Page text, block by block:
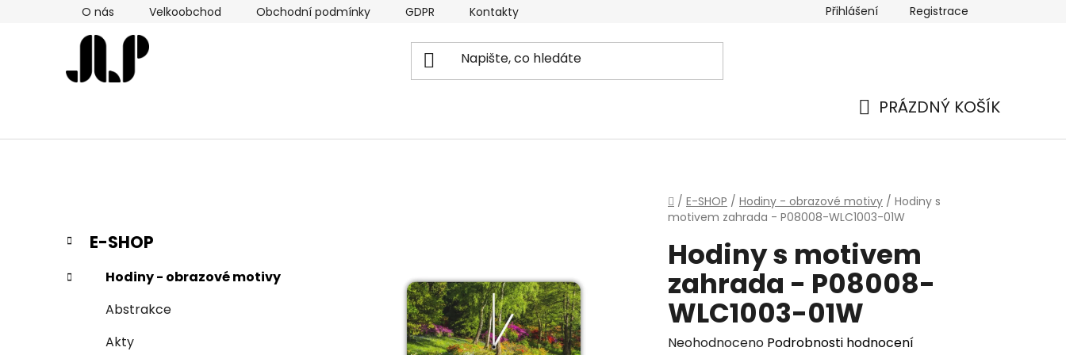
O nás Velkoobchod Obchodní podmínky GDPR Kontakty Přihlášení Registrace
PRÁZDNÝ KOŠÍK
Domů
/ E-SHOP / Hodiny - obrazové motivy / Hodiny s
motivem zahrada - P08008-WLC1003-01W
P
s
Přeskočit
kategorie
K
a
t
e
E-SHOP
Hodiny - obrazové motivy
Abstrakce
Akty
Hodiny s motivem
zahrada - P08008-
WLC1003-01W
Průměrné
Neohodnoceno Podrobnosti hodnocení